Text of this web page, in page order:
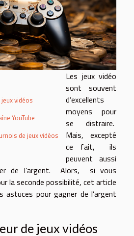
vidéos
YouTube
de jeux vidéos
Les jeux vidéo
sont souvent
d’excellents
moyens pour
se distraire.
Mais, excepté
ce fait, ils
peuvent aussi
de l’argent. Alors, si vous
la seconde possibilité, cet article
astuces pour gagner de l’argent
de jeux vidéos